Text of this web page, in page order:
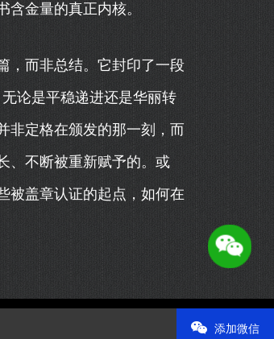
金量的真正内核。
，而非总结。它封印了一段
论是平稳递进还是华丽转
非定格在颁发的那一刻，而
、不断被重新赋予的。或
被盖章认证的起点，如何在
添加微信